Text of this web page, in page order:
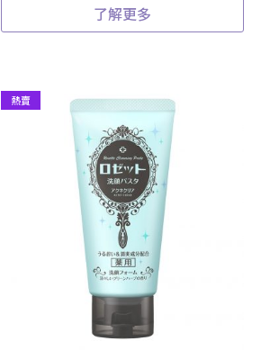
了解更多
熱賣